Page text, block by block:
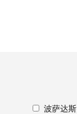
波萨达斯